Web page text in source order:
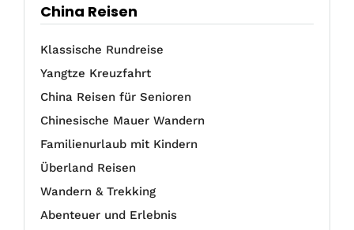
China Reisen
Klassische Rundreise
Yangtze Kreuzfahrt
China Reisen für Senioren
Chinesische Mauer Wandern
Familienurlaub mit Kindern
Überland Reisen
Wandern & Trekking
Abenteuer und Erlebnis